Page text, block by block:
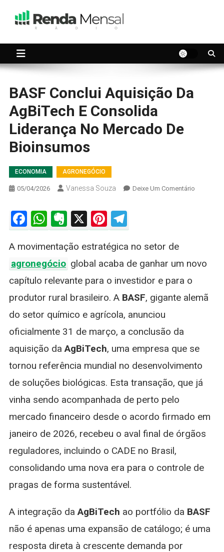
BASF Conclui Aquisição Da
AgBiTech E Consolida
Liderança No Mercado De
Bioinsumos
ECONOMIA AGRONEGÓCIO
05/04/2026 Vanessa Souza Deixe Um ComentárioOn
Consolida
Mercado
Facebook
WhatsApp
Evernote
X Pinterest
Telegram
A movimentação estratégica no setor de
agronegócio global acaba de ganhar um novo
capítulo relevante para o investidor e para o
produtor rural brasileiro. A BASF, gigante alemã
do setor químico e agrícola, anunciou
oficialmente 31 de março, a conclusão da
aquisição daAgBiTech, uma empresa que se
tornou referência mundial no desenvolvimento
de soluções biológicas. Esta transação, que já
vinha sendo acompanhada de perto pelo
mercado financeiro desde o acordo firmado em
janeiro de 2026, recebeu o aval final de órgãos
reguladores, incluindo o CADE no Brasil,
consolidando uma nova era para o controle de
pragas de forma sustentável.
A integração daAgBiTech ao portfólio da BASF
não é apenas uma expansão de catálogo; é uma
resposta direta à crescente demanda por